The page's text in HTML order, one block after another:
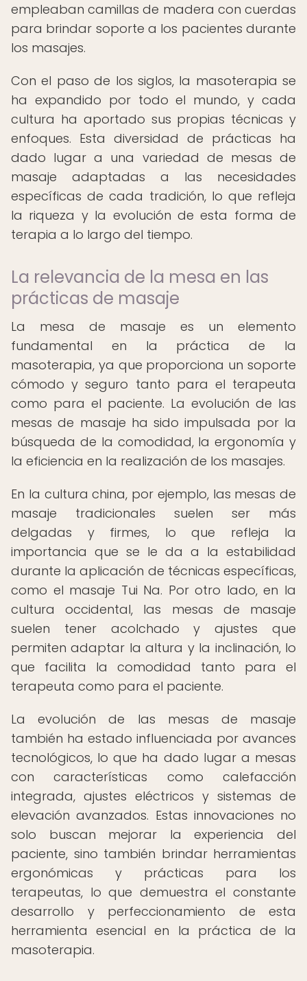
empleaban camillas de madera con cuerdas
para brindar soporte a los pacientes durante
los masajes.
Con el paso de los siglos, la masoterapia se
ha expandido por todo el mundo, y cada
cultura ha aportado sus propias técnicas y
enfoques. Esta diversidad de prácticas ha
dado lugar a una variedad de mesas de
masaje adaptadas a las necesidades
específicas de cada tradición, lo que refleja
la riqueza y la evolución de esta forma de
terapia a lo largo del tiempo.
La relevancia de la mesa en las
prácticas de masaje
La mesa de masaje es un elemento
fundamental en la práctica de la
masoterapia, ya que proporciona un soporte
cómodo y seguro tanto para el terapeuta
como para el paciente. La evolución de las
mesas de masaje ha sido impulsada por la
búsqueda de la comodidad, la ergonomía y
la eficiencia en la realización de los masajes.
En la cultura china, por ejemplo, las mesas de
masaje tradicionales suelen ser más
delgadas y firmes, lo que refleja la
importancia que se le da a la estabilidad
durante la aplicación de técnicas específicas,
como el masaje Tui Na. Por otro lado, en la
cultura occidental, las mesas de masaje
suelen tener acolchado y ajustes que
permiten adaptar la altura y la inclinación, lo
que facilita la comodidad tanto para el
terapeuta como para el paciente.
La evolución de las mesas de masaje
también ha estado influenciada por avances
tecnológicos, lo que ha dado lugar a mesas
con características como calefacción
integrada, ajustes eléctricos y sistemas de
elevación avanzados. Estas innovaciones no
solo buscan mejorar la experiencia del
paciente, sino también brindar herramientas
ergonómicas y prácticas para los
terapeutas, lo que demuestra el constante
desarrollo y perfeccionamiento de esta
herramienta esencial en la práctica de la
masoterapia.